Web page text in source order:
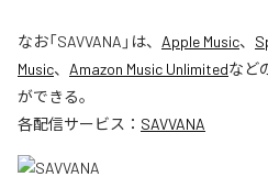
なお「SAVVANA 」は、 Apple Music、
Music、 Amazon Music Unlimitedなど
ができる。
各配信サービス： SAVVANA